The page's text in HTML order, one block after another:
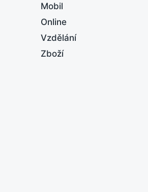
Mobil
Online
Vzdělání
Zboží